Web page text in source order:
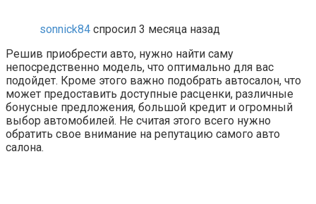
sonnick84 спросил 3 месяца назад
Решив приобрести авто, нужно найти саму
непосредственно модель, что оптимально для вас
подойдет. Кроме этого важно подобрать автосалон, что
может предоставить доступные расценки, различные
бонусные предложения, большой кредит и огромный
выбор автомобилей. Не считая этого всего нужно
обратить свое внимание на репутацию самого авто
салона.